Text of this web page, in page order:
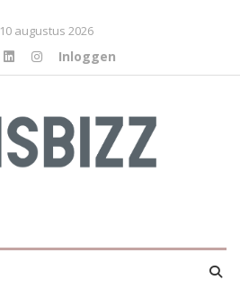
10 augustus 2026
Inloggen